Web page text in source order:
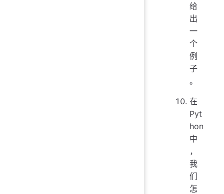
给
出
一
个
例
子
。
在
Pyt
hon
中
，
我
们
怎